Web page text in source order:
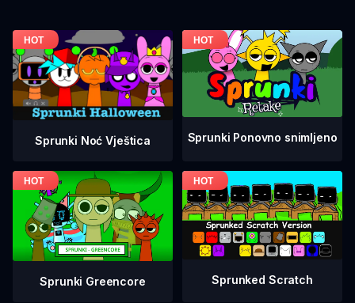
Sprunki Noć Vještica Sprunki Ponovno snimljeno
Sprunki Greencore Sprunked Scratch